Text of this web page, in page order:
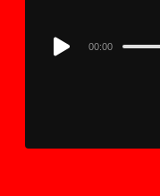
Audio
00:00